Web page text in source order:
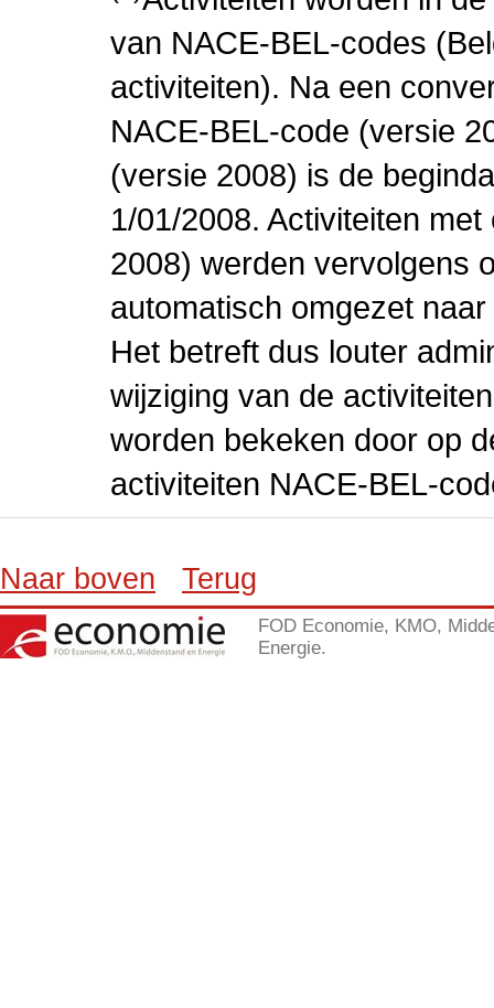
van NACE-BEL-codes
activiteiten). Na een
NACE-BEL-code (versie
(versie 2008) is de
1/01/2008. Activiteiten
2008) werden vervolgens
automatisch omgezet
Het betreft dus louter
wijziging van de
worden bekeken door op
activiteiten NACE-BEL-
Naar boven Terug
FOD Economie, KMO,
Energie.